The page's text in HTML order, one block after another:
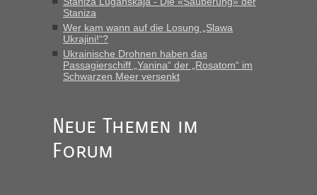
Recht, Visa und Dokumente • Re: Deklaration
gebrauchter Kleidung beim Zoll
„Vielen Dank, mit einem Briefchen meiner Frau im Gepäck
gab es keine Probleme“
fast 11 Milliarden aufgedeckt
„Am besten wäre natürlich, wenn die Frau mit dabei ist.
Alleinreisende Männer stehen schließlich immer unter
Staniza
Wer kam wann auf die Losung „Slawa
Ukrajini!“?
Ukrainische Drohnen haben das
Passagierschiff „Yanina“ der „Rosatom“ im
Schwarzen Meer versenkt
Neue Themen im
Forum